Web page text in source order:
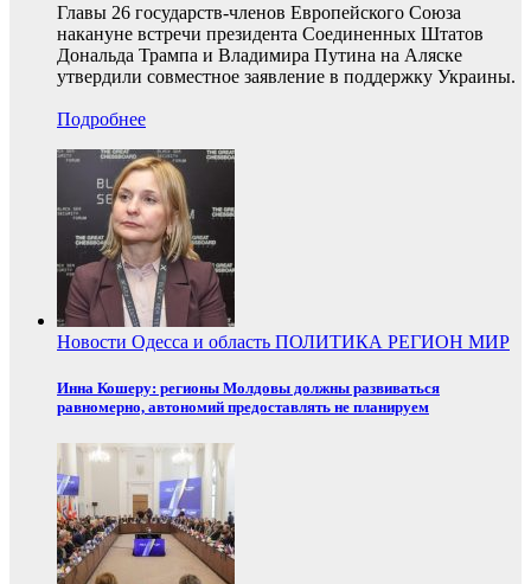
Главы 26 государств-членов Европейского Союза
накануне встречи президента Соединенных Штатов
Дональда Трампа и Владимира Путина на Аляске
утвердили совместное заявление в поддержку Украины.
Подробнее
Новости Одесса и область ПОЛИТИКА РЕГИОН МИР
Инна Кошеру: регионы Молдовы должны развиваться
равномерно, автономий предоставлять не планируем